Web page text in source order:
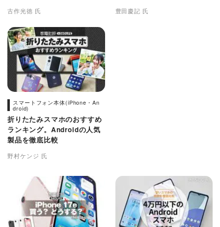
古作光徳 氏 豊田慶記 氏
スマートフォン本体(iPhone・An
droid)
折りたたみスマホのおすすめ
ランキング。Androidの人気
製品を徹底比較
野村ケンジ 氏